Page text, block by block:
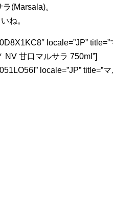
(Marsala)。
ね。
locale=”JP”
NV 甘口マルサラ 750ml”]
locale=”JP”